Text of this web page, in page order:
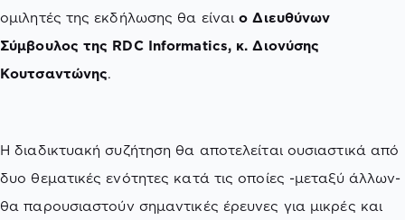
ομιλητές της εκδήλωσης θα είναιο Διευθύνων
Σύμβουλος της RDC Informatics, κ. Διονύσης
Κουτσαντώνης.
Η διαδικτυακή συζήτηση θα αποτελείται ουσιαστικά από
δυο θεματικές ενότητες κατά τις οποίες -μεταξύ άλλων-
θα παρουσιαστούν σημαντικές έρευνες για μικρές και